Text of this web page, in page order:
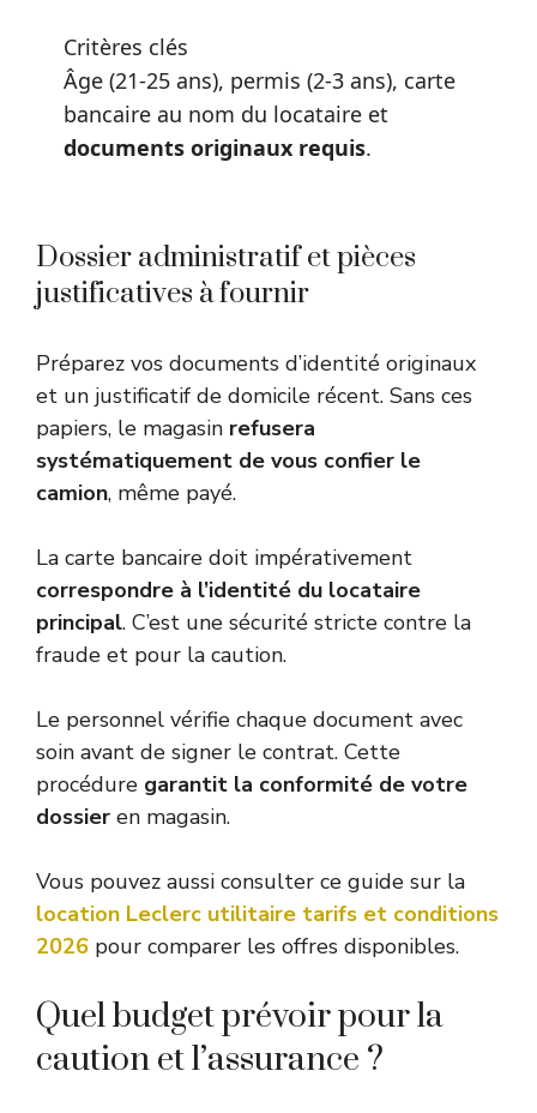
Critères clés
Âge (21-25 ans), permis (2-3 ans), carte
bancaire au nom du locataire et
documents originaux requis.
Dossier administratif et pièces
justificatives à fournir
Préparez vos documents d’identité originaux
et un justificatif de domicile récent. Sans ces
papiers, le magasin refusera
systématiquement de vous confier le
camion, même payé.
La carte bancaire doit impérativement
correspondre à l’identité du locataire
principal. C’est une sécurité stricte contre la
fraude et pour la caution.
Le personnel vérifie chaque document avec
soin avant de signer le contrat. Cette
procédure garantit la conformité de votre
dossier en magasin.
Vous pouvez aussi consulter ce guide sur la
location Leclerc utilitaire tarifs et conditions
2026 pour comparer les offres disponibles.
Quel budget prévoir pour la
caution et l’assurance ?